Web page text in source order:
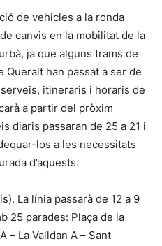
de vehicles a la ronda
canvis en la mobilitat de la
ja que alguns trams de
Queralt han passat a ser de
itineraris i horaris de
a partir del pròxim
diaris passaran de 25 a 21 i
los a les necessitats
d’aquests.
La línia passarà de 12 a 9
25 parades: Plaça de la
– La Valldan A – Sant